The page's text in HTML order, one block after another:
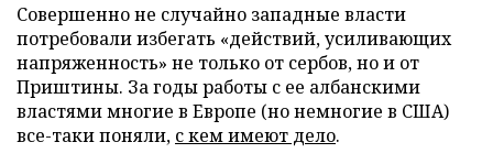
Совершенно не случайно западные власти
потребовали избегать «действий, усиливающих
напряженность» не только от сербов, но и от
Приштины. За годы работы с ее албанскими
властями многие в Европе (но немногие в США)
все-таки поняли, с кем имеют дело.